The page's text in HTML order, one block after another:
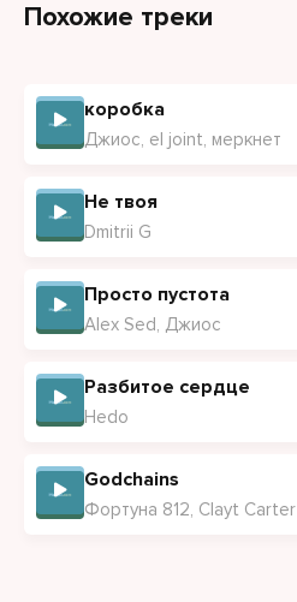
Похожие треки
коробка
Джиос, el joint, меркнет
Не твоя
Dmitrii G
Просто пустота
Alex Sed, Джиос
Разбитое сердце
Hedo
Godchains
Фортуна 812, Clayt Carter